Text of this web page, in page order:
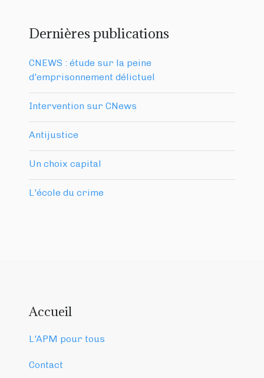
Dernières publications
CNEWS : étude sur la peine
d'emprisonnement délictuel
Intervention sur CNews
Antijustice
Un choix capital
L'école du crime
Accueil
L'APM pour tous
Contact